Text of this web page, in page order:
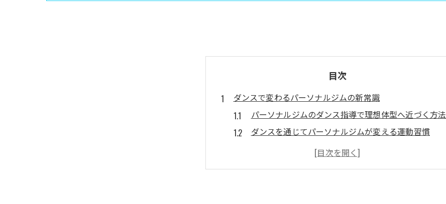
目次
ダンスで変わるパーソナルジムの新常識
パーソナルジムのダンス指導で理想体型へ近づく方法
ダンスを通じてパーソナルジムが変える運動習慣
パーソナルジム利用者が実感したダンスの新しい魅力